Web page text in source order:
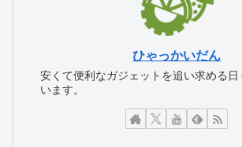
ひゃっかいだん
安くて便利なガジェットを追い求める日
います。